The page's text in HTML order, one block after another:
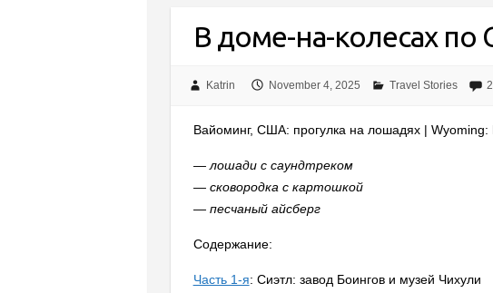
В доме-на-колесах
Katrin November 4, 2025 Travel Stories
Вайоминг, США: прогулка на лошадях | Wyoming:
— лошади с саундтреком
— сковородка с картошкой
— песчаный айсберг
Содержание:
Часть 1-я: Сиэтл: завод Боингов и музей Чихули